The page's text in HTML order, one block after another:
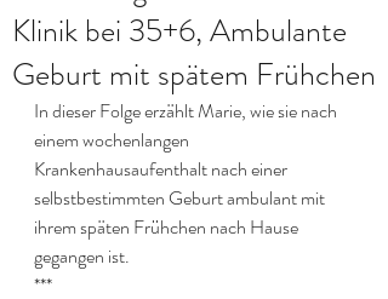
Klinik bei 35+6, Ambulante
Geburt mit spätem Frühchen
In dieser Folge erzählt Marie, wie sie nach
einem wochenlangen
Krankenhausaufenthalt nach einer
selbstbestimmten Geburt ambulant mit
ihrem späten Frühchen nach Hause
gegangen ist.
***